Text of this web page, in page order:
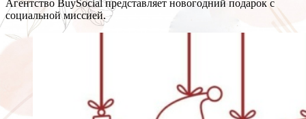
Агентство BuySocial представляет новогодний подарок с
социальной миссией.